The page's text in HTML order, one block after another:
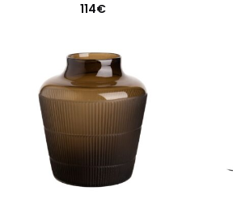
114€